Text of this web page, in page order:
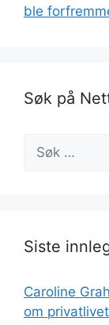
ble
Søk på
etter:
Siste
Caroline
om